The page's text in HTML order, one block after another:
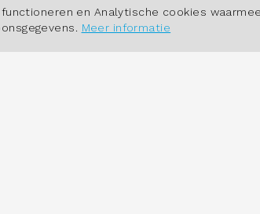
en Analytische cookies
Meer informatie